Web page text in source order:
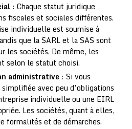
: Chaque statut juridique
fiscales et sociales différentes.
individuelle est soumise à
que la SARL et la SAS sont
les sociétés. De même, les
selon le statut choisi.
administrative : Si vous
avec peu d’obligations
individuelle ou une EIRL
Les sociétés, quant à elles,
formalités et de démarches.